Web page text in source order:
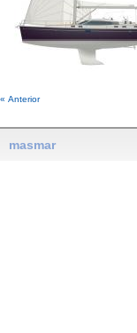
« Anterior
masmar